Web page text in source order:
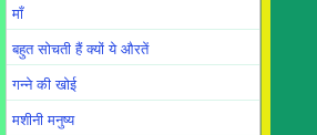
माँ
बहुत सोचती हैं क्यों ये औरतें
गन्ने की खोई
मशीनी मनुष्य